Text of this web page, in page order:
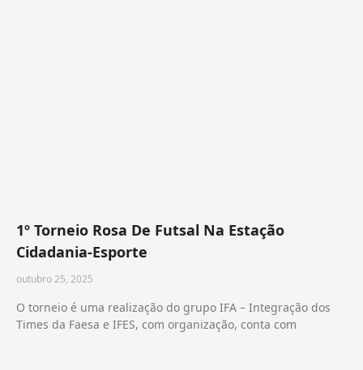
1º Torneio Rosa De Futsal Na Estação
Cidadania-Esporte
outubro 25, 2025
O torneio é uma realização do grupo IFA – Integração dos
Times da Faesa e IFES, com organização, conta com